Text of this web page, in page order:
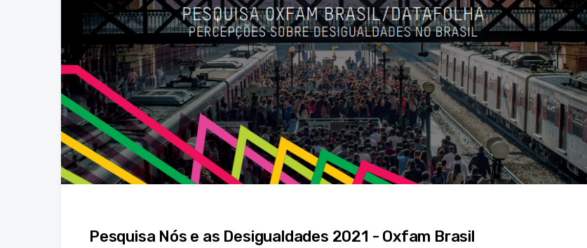
Pesquisa Nós e as Desigualdades 2021 - Oxfam Brasil